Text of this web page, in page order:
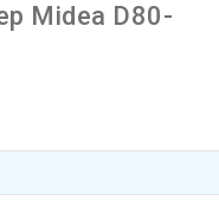
Midea D80-